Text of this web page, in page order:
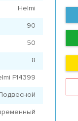
Helmi
90
50
8
F14399